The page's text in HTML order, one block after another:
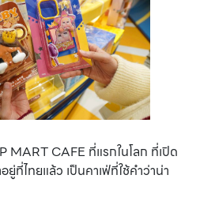
MART CAFE ที่แรกในโลก ที่เปิด
ที่ไทยแล้ว เป็นคาเฟ่ที่ใช้คำว่าน่า